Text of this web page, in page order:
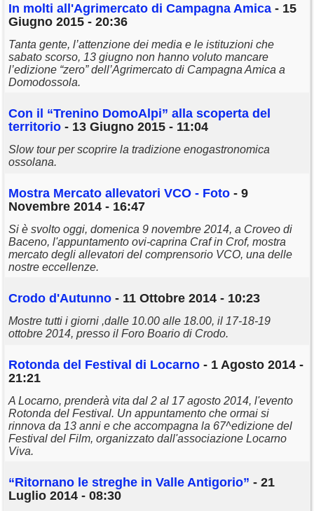
In molti all'Agrimercato di Campagna Amica - 15
Giugno 2015 - 20:36
Tanta gente, l’attenzione dei media e le istituzioni che
sabato scorso, 13 giugno non hanno voluto mancare
l’edizione “zero” dell’Agrimercato di Campagna Amica a
Domodossola.
Con il “Trenino DomoAlpi” alla scoperta del
territorio - 13 Giugno 2015 - 11:04
Slow tour per scoprire la tradizione enogastronomica
ossolana.
Mostra Mercato allevatori VCO - Foto - 9
Novembre 2014 - 16:47
Si è svolto oggi, domenica 9 novembre 2014, a Croveo di
Baceno, l'appuntamento ovi-caprina Craf in Crof, mostra
mercato degli allevatori del comprensorio VCO, una delle
nostre eccellenze.
Crodo d'Autunno - 11 Ottobre 2014 - 10:23
Mostre tutti i giorni ,dalle 10.00 alle 18.00, il 17-18-19
ottobre 2014, presso il Foro Boario di Crodo.
Rotonda del Festival di Locarno - 1 Agosto 2014 -
21:21
A Locarno, prenderà vita dal 2 al 17 agosto 2014, l'evento
Rotonda del Festival. Un appuntamento che ormai si
rinnova da 13 anni e che accompagna la 67^edizione del
Festival del Film, organizzato dall'associazione Locarno
Viva.
“Ritornano le streghe in Valle Antigorio” - 21
Luglio 2014 - 08:30